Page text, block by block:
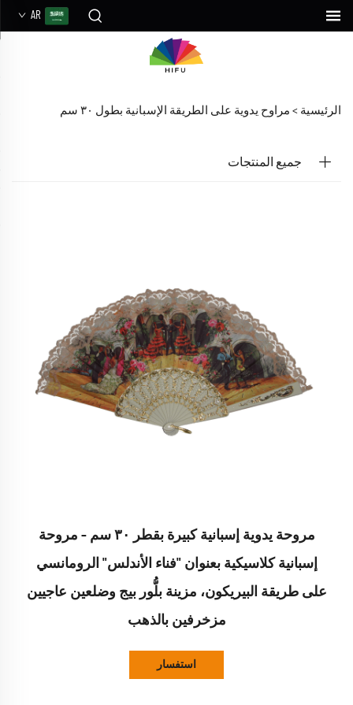
AR
الرئيسية > مراوح يدوية على الطريقة الإسبانية بطول ٣٠ سم
جميع المنتجات
مروحة يدوية إسبانية كبيرة بقطر ٣٠ سم – مروحة
إسبانية كلاسيكية بعنوان "فناء الأندلس" الرومانسي
على طريقة البيريكون، مزينة بلُّور بيج وضلعين عاجيين
مزخرفين بالذهب
استفسار